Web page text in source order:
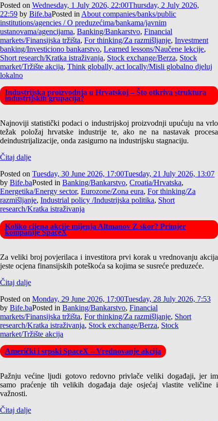
Posted on Wednesday, 1 July 2026, 22:00Thursday, 2 July 2026,
22:59 by Bife.baPosted in About companies/banks/public
institutions/agencies / O preduzećima/bankama/javnim
ustanovama/agencijama, Banking/Bankarstvo, Financial
markets/Finansijska tržišta, For thinking/Za razmišljanje, Investment
banking/Investiciono bankarstvo, Learned lessons/Naučene lekcije,
Short research/Kratka istraživanja, Stock exchange/Berza, Stock
market/Tržište akcija, Think globally, act locally/Misli globalno djeluj
lokalno
Industrijska proizvodnja u Hrvatskoj – Što otkriva struktura
industrijskih grupacija?
Najnoviji statistički podaci o industrijskoj proizvodnji upućuju na vrlo
težak položaj hrvatske industrije te, ako ne na nastavak procesa
deindustrijalizacije, onda zasigurno na industrijsku stagnaciju.
Čitaj dalje
Posted on Tuesday, 30 June 2026, 17:00Tuesday, 21 July 2026, 13:07
by Bife.baPosted in Banking/Bankarstvo, Croatia/Hrvatska,
Energetika/Energy sector, Eurozone/Zona eura, For thinking/Za
razmišljanje, Industrial policy /Industrijska politika, Short
research/Kratka istraživanja
Koliko cijena akcije mijenja Altmanov Z skor? Primjer
kompanije SpaceX
Za veliki broj povjerilaca i investitora prvi korak u vrednovanju akcija
jeste ocjena finansijskih poteškoća sa kojima se susreće preduzeće.
Čitaj dalje
Posted on Monday, 29 June 2026, 17:00Tuesday, 28 July 2026, 7:53
by Bife.baPosted in Banking/Bankarstvo, Financial
markets/Finansijska tržišta, For thinking/Za razmišljanje, Short
research/Kratka istraživanja, Stock exchange/Berza, Stock
market/Tržište akcija
Američki i srpski SpaceX – Vrednovanje akcija
Pažnju većine ljudi gotovo redovno privlače veliki događaji, jer im
samo praćenje tih velikih događaja daje osjećaj vlastite veličine i
važnosti.
Čitaj dalje